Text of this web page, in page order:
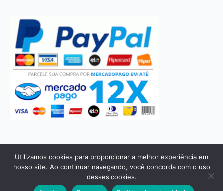
1
© 2024 - Joia Sagrada. Todos os direitos reservados
Utilizamos cookies para proporcionar a melhor experiência em
nosso site. Ao continuar navegando, você concorda com o uso
desses cookies.